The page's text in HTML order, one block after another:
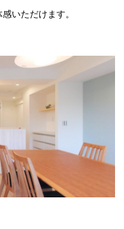
いただけます。